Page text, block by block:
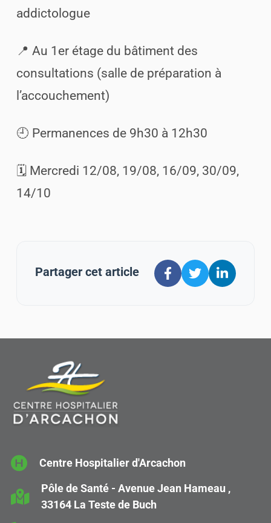
addictologue
📍 Au 1er étage du bâtiment des
consultations (salle de préparation à
l’accouchement)
🕘 Permanences de 9h30 à 12h30
🗓️ Mercredi 12/08, 19/08, 16/09, 30/09,
14/10
Partager cet article
Centre Hospitalier d'Arcachon
Pôle de Santé - Avenue Jean Hameau ,
33164 La Teste de Buch